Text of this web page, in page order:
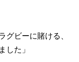
グビーに賭ける、
した」